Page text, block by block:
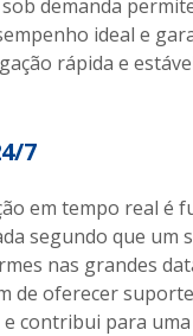
demanda
ideal e
rápida e
7
em tempo real é
segundo que
nas grandes
de oferecer
contribui para